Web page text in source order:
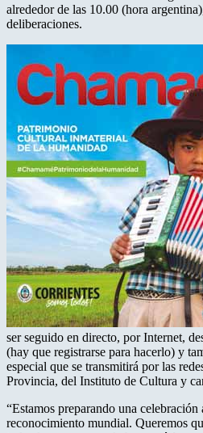
alrededor de las 10.00 (hora
deliberaciones.
ser seguido en directo, por Internet,
(hay que registrarse para hacerlo) y
especial que se transmitirá por las
Provincia, del Instituto de Cultura y
“Estamos preparando una celebración
reconocimiento mundial. Queremos